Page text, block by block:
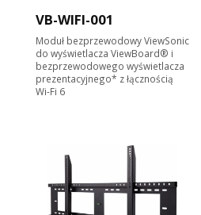
VB-WIFI-001
Moduł bezprzewodowy ViewSonic
do wyświetlacza ViewBoard® i
bezprzewodowego wyświetlacza
prezentacyjnego* z łącznością
Wi-Fi 6